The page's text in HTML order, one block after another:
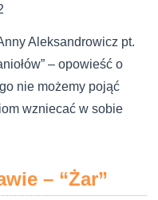
Aleksandrowicz pt.
– opowieść o
nie możemy pojąć
wzniecać w sobie
– “Żar”